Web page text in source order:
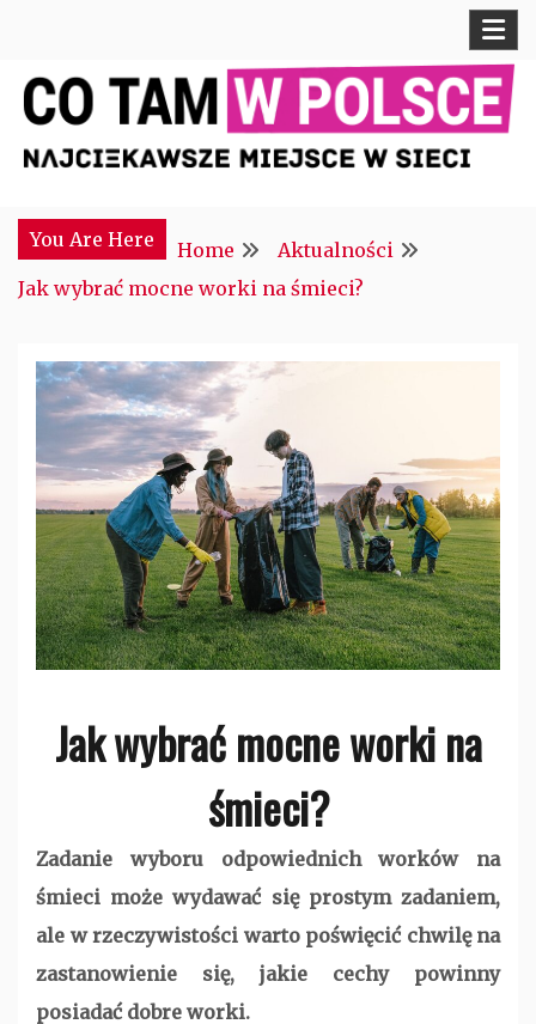
content
CTM POLONIA
You Are Here
Home
Aktualności
Jak wybrać mocne worki na śmieci?
Jak wybrać mocne worki na
śmieci?
Zadanie wyboru odpowiednich worków na
śmieci może wydawać się prostym zadaniem,
ale w rzeczywistości warto poświęcić chwilę na
zastanowienie się, jakie cechy powinny
posiadać dobre worki.